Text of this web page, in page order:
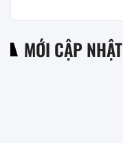
MỚI CẬP NHẬT